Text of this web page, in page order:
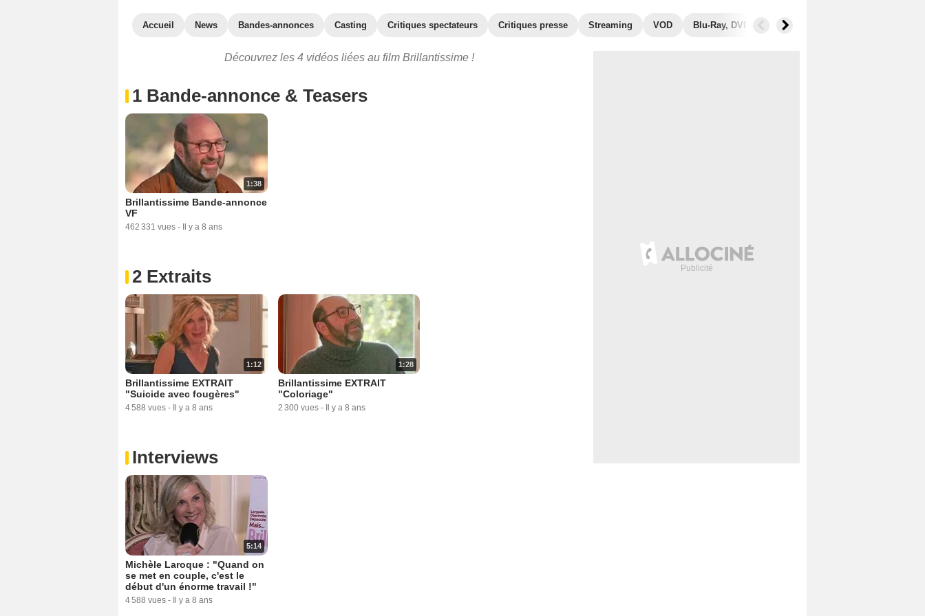
Accueil News Bandes-annonces Casting Critiques spectateurs Critiques presse Streaming VOD Blu-Ray, DVD Photos
Découvrez les 4 vidéos liées au film Brillantissime !
1 Bande-annonce & Teasers
1:38
Brillantissime Bande-annonce
VF
462 331 vues - Il y a 8 ans
2 Extraits
1:12
Brillantissime EXTRAIT
"Suicide avec fougères"
4 588 vues - Il y a 8 ans
1:28
Brillantissime EXTRAIT
"Coloriage"
2 300 vues - Il y a 8 ans
Interviews
5:14
Michèle Laroque : "Quand on
se met en couple, c'est le
début d'un énorme travail !"
4 588 vues - Il y a 8 ans